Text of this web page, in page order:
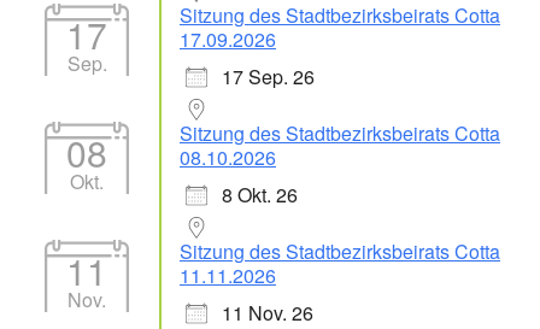
17
Sep.
Sitzung des Stadtbezirksbeirats Cotta
17.09.2026
17 Sep. 26
08
Okt.
Sitzung des Stadtbezirksbeirats Cotta
08.10.2026
8 Okt. 26
11
Nov.
Sitzung des Stadtbezirksbeirats Cotta
11.11.2026
11 Nov. 26